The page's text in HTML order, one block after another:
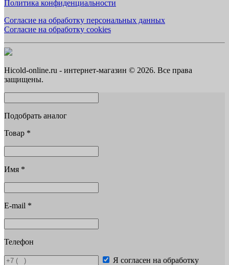
Политика конфиденциальности
Согласие на обработку персональных данных
Согласие на обработку cookies
Hicold-online.ru - интернет-магазин © 2026. Все права
защищены.
Подобрать аналог
Товар *
Имя *
E-mail *
Телефон
Я согласен на обработку